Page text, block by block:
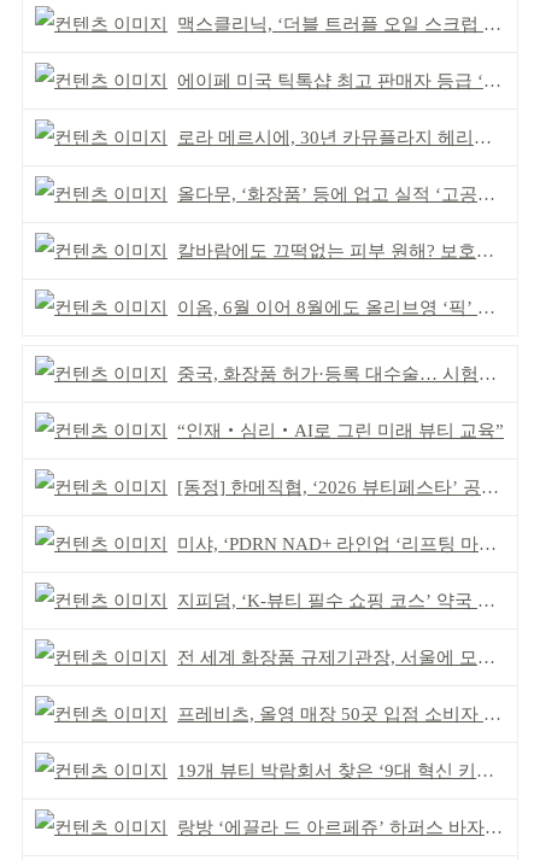
맥스클리닉, ‘더블 트러플 오일 스크럽 바디 워시’ 공개
에이페 미국 틱톡샵 최고 판매자 등급 ‘Tier 5’ 달성
로라 메르시에, 30년 카뮤플라지 헤리티지 담아
올다무, ‘화장품’ 등에 업고 실적 ‘고공비행’
칼바람에도 끄떡없는 피부 원해? 보호막 잘 쌓아야!
이옴, 6월 이어 8월에도 올리브영 ‘픽’ 선정
중국, 화장품 허가·등록 대수술… 시험자료 공용 허용
“인재‧심리‧AI로 그린 미래 뷰티 교육”
[동정] 한메직협, ‘2026 뷰티페스타’ 공동 주최
미샤, ‘PDRN NAD+ 라인업 ‘리프팅 마스크’ 출시
지피덤, ‘K-뷰티 필수 쇼핑 코스’ 약국 공략
전 세계 화장품 규제기관장, 서울에 모인다
프레비츠, 올영 매장 50곳 입점 소비자 접점 강화
19개 뷰티 박람회서 찾은 ‘9대 혁신 키워드’
랑방 ‘에끌라 드 아르페쥬’ 하퍼스 바자 화보 공개